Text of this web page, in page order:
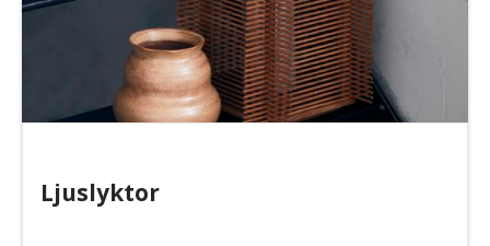
Ljuslyktor